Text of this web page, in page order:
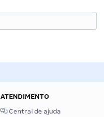
ATENDIMENTO
Central de ajuda